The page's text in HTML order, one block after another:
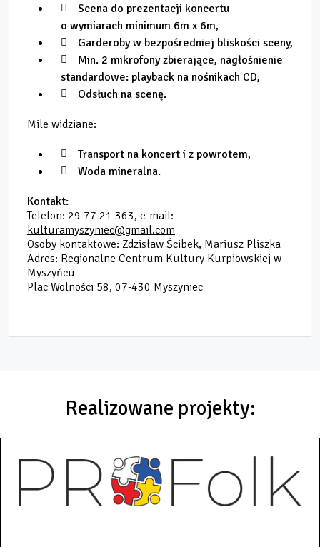
Scena do prezentacji koncertu
o wymiarach minimum 6m x 6m,
Garderoby w bezpośredniej bliskości sceny,
Min. 2 mikrofony zbierające, nagłośnienie
standardowe: playback na nośnikach CD,
Odsłuch na scenę.
Mile widziane:
Transport na koncert i z powrotem,
Woda mineralna.
Kontakt:
Telefon: 29 77 21 363, e-mail:
kulturamyszyniec@gmail.com
Osoby kontaktowe: Zdzisław Ścibek, Mariusz Pliszka
Adres: Regionalne Centrum Kultury Kurpiowskiej w
Myszyńcu
Plac Wolności 58, 07-430 Myszyniec
Realizowane projekty: